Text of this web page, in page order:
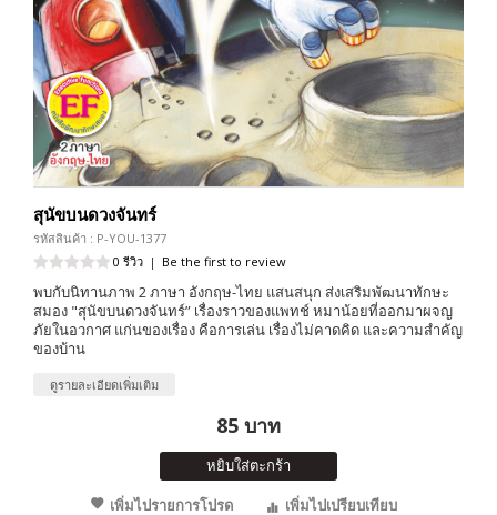
สุนัขบนดวงจันทร์
รหัสสินค้า : P-YOU-1377
0 รีวิว | Be the first to review
พบกับนิทานภาพ 2 ภาษา อังกฤษ-ไทย แสนสนุก ส่งเสริมพัฒนาทักษะ
สมอง "สุนัขบนดวงจันทร์” เรื่องราวของแพทช์ หมาน้อยที่ออกมาผจญ
ภัยในอวกาศ แก่นของเรื่อง คือการเล่น เรื่องไม่คาดคิด และความสำคัญ
ของบ้าน
ดูรายละเอียดเพิ่มเติม
85 บาท
หยิบใส่ตะกร้า
เพิ่มไปรายการโปรด
เพิ่มไปเปรียบเทียบ